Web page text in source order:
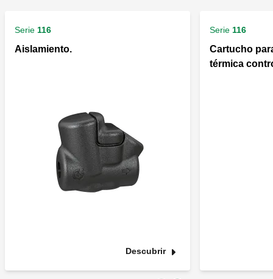
Serie 116
Aislamiento.
Descubrir
Serie 116
Cartucho
térmica